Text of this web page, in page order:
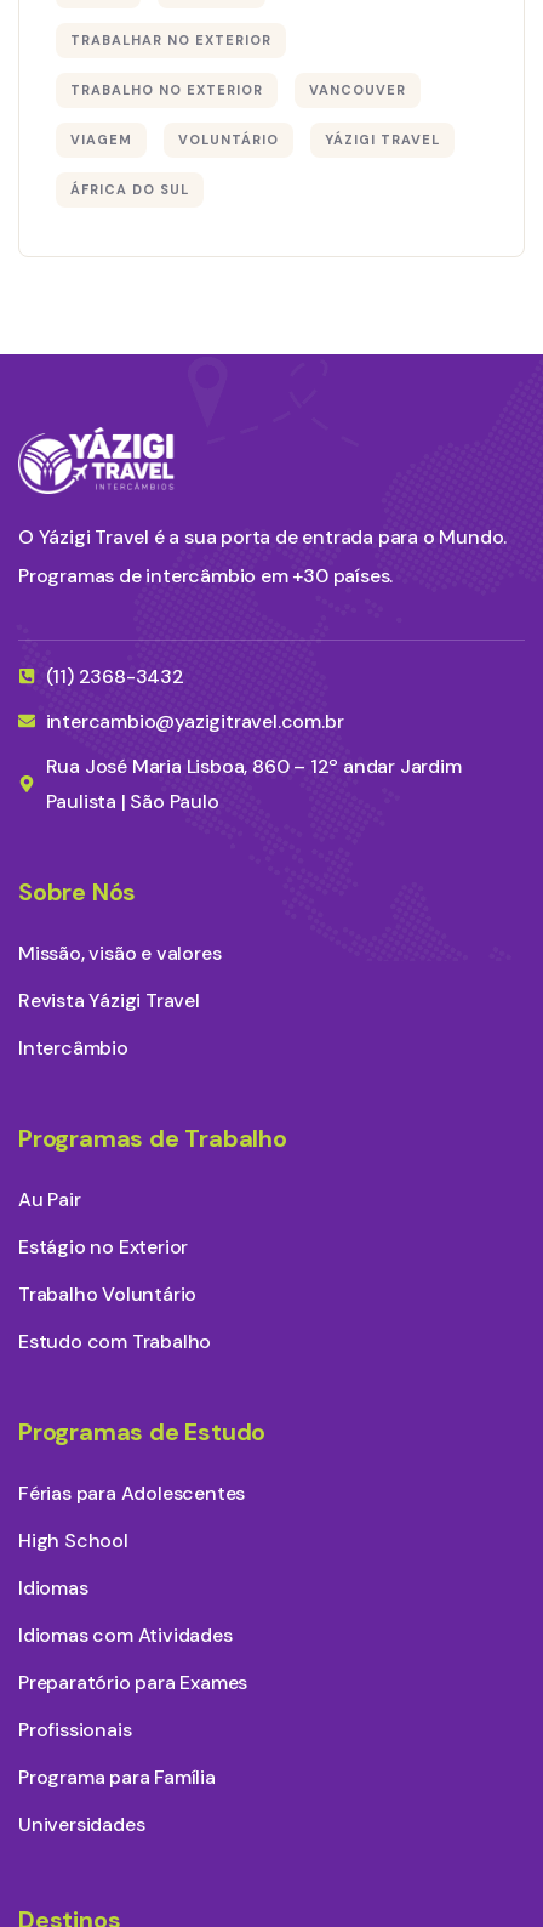
TRABALHAR NO EXTERIOR
TRABALHO NO EXTERIOR VANCOUVER
VIAGEM VOLUNTÁRIO YÁZIGI TRAVEL
ÁFRICA DO SUL
O Yázigi Travel é a sua porta de entrada para o Mundo.
Programas de intercâmbio em +30 países.
(11) 2368-3432
intercambio@yazigitravel.com.br
Rua José Maria Lisboa, 860 – 12º andar Jardim
Paulista | São Paulo
Sobre Nós
Missão, visão e valores
Revista Yázigi Travel
Intercâmbio
Programas de Trabalho
Au Pair
Estágio no Exterior
Trabalho Voluntário
Estudo com Trabalho
Programas de Estudo
Férias para Adolescentes
High School
Idiomas
Idiomas com Atividades
Preparatório para Exames
Profissionais
Programa para Família
Universidades
Destinos